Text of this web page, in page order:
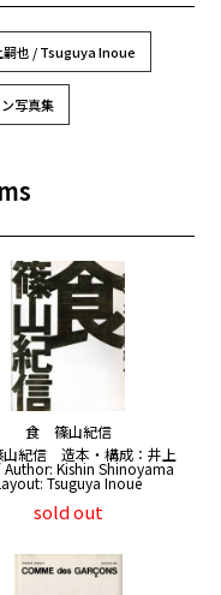
嗣也 / Tsuguya Inoue
写真集
食 篠山紀信
山紀信 造本・構成：井上
Author: Kishin Shinoyama
Tsuguya Inoue
sold out